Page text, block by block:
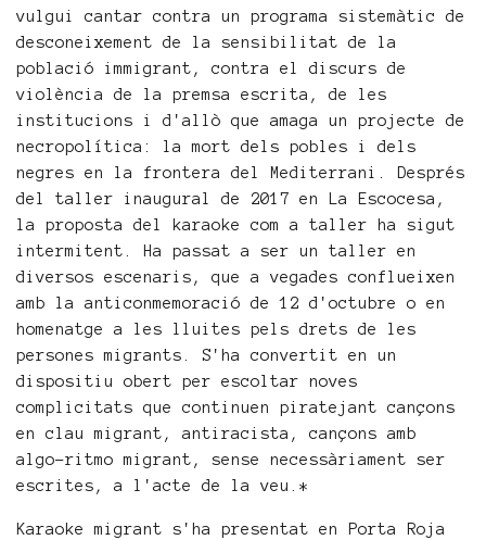
vulgui cantar contra un programa sistemàtic de
desconeixement de la sensibilitat de la
població immigrant, contra el discurs de
violència de la premsa escrita, de les
institucions i d'allò que amaga un projecte de
necropolítica: la mort dels pobles i dels
negres en la frontera del Mediterrani. Després
del taller inaugural de 2017 en La Escocesa,
la proposta del karaoke com a taller ha sigut
intermitent. Ha passat a ser un taller en
diversos escenaris, que a vegades conflueixen
amb la anticonmemoració de 12 d'octubre o en
homenatge a les lluites pels drets de les
persones migrants. S'ha convertit en un
dispositiu obert per escoltar noves
complicitats que continuen piratejant cançons
en clau migrant, antiracista, cançons amb
algo-ritmo migrant, sense necessàriament ser
escrites, a l'acte de la veu.*
Karaoke migrant s'ha presentat en Porta Roja